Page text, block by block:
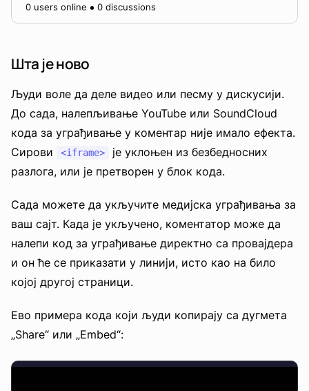
0 users online 0 discussions
Шта је ново
Људи воле да деле видео или песму у дискусији.
До сада, налепљивање YouTube или SoundCloud
кода за уграђивање у коментар није имало ефекта.
Сирови
<iframe>
је уклоњен из безбедносних
разлога, или је претворен у блок кода.
Сада можете да укључите медијска уграђивања за
ваш сајт. Када је укључено, коментатор може да
налепи код за уграђивање директно са провајдера
и он ће се приказати у линији, исто као на било
којој другој страници.
Ево примера кода који људи копирају са дугмета
„Share“ или „Embed“: